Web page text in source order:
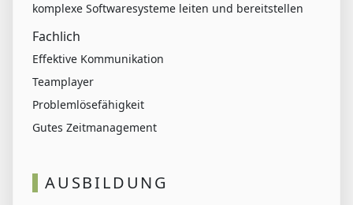
komplexe Softwaresysteme leiten und bereitstellen
Fachlich
Effektive Kommunikation
Teamplayer
Problemlösefähigkeit
Gutes Zeitmanagement
AUSBILDUNG